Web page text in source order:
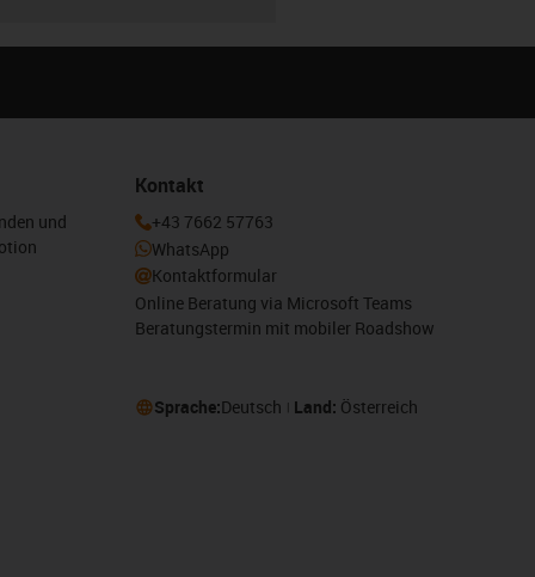
und
Kontakt
+43 7662 57763
WhatsApp
Kontaktformular
Online Beratung via Microsoft Teams
Beratungstermin mit mobiler Roadshow
Sprache:Deutsch Land: Österreich